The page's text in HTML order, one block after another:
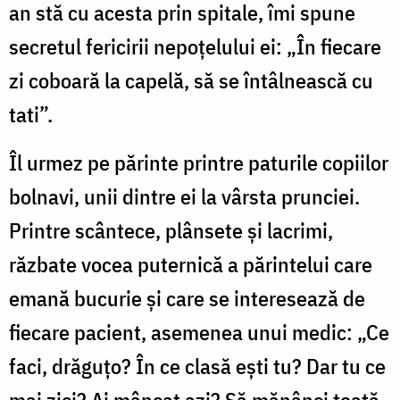
an stă cu acesta prin spitale, îmi spune
secretul fericirii nepoţelului ei: „În fiecare
zi coboară la capelă, să se întâlnească cu
tati”.
Îl urmez pe părinte printre paturile copiilor
bolnavi, unii dintre ei la vârsta prunciei.
Printre scântece, plânsete şi lacrimi,
răzbate vocea puternică a părintelui care
emană bucurie şi care se interesează de
fiecare pacient, asemenea unui medic: „Ce
faci, drăguţo? În ce clasă eşti tu? Dar tu ce